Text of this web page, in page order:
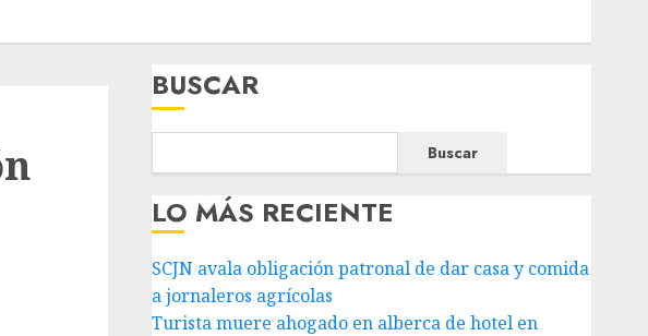
BUSCAR
Buscar
LO MÁS RECIENTE
SCJN avala obligación patronal de dar casa y comida
a jornaleros agrícolas
Turista muere ahogado en alberca de hotel en